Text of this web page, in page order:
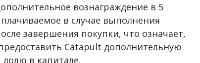
вознаграждение в 5
в случае выполнения
завершения покупки, что означает,
Catapult дополнительную
в капитале.